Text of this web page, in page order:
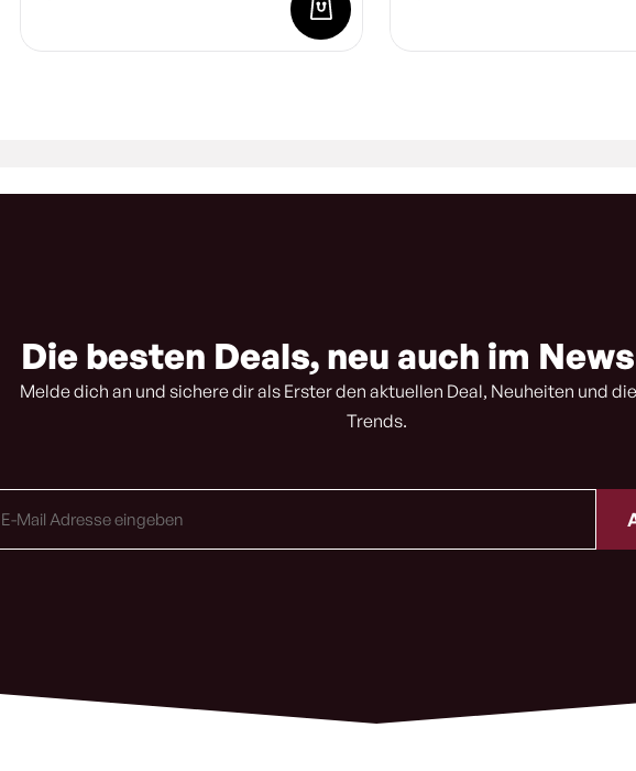
Die besten Deals, neu auch im
Melde dich an und sichere dir als Erster den aktuellen Deal, Neuheiten und
Trends.
Mail